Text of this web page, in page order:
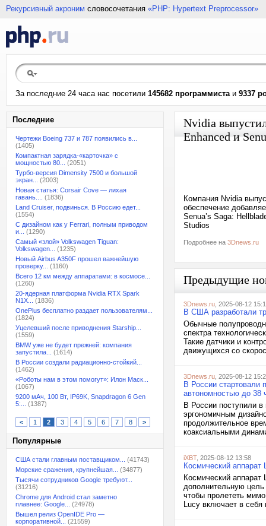
Рекурсивный акроним словосочетания «PHP: Hypertext Preprocessor»
За последние 24 часа нас посетили 145682 программистаи 9337
Последние
Чертежи Boeing 737 и 787 появились в...
(1405)
Компактная зарядка-«карточка» с
мощностью 80...
(2051)
Турбо-версия Dimensity 7500 и большой
экран...
(2003)
Новая статья: Corsair Cove — лихая
гавань....
(1836)
Land Cruiser, подвинься. В Россию едет...
(1554)
С дизайном как у Ferrari, полным приводом
и...
(1290)
Самый «злой» Volkswagen Tiguan:
Volkswagen...
(1235)
Новый Airbus A350F прошел важнейшую
проверку...
(1160)
Всего 12 км между аппаратами: в космосе...
(1260)
20-ядерная платформа Nvidia RTX Spark
N1X...
(1836)
OnePlus бесплатно раздает пользователям...
(1824)
Уцелевший после приводнения Starship...
(1559)
BMW уже не будет прежней: компания
запустила...
(1614)
В России создали радиационно-стойкий...
(1462)
«Роботы нам в этом помогут»: Илон Маск...
(1067)
9200 мАч, 100 Вт, IP69K, Snapdragon 6 Gen
5:...
(1387)
< 1 2 3 4 5 6 7 8 >
Популярные
США стали главным поставщиком...
(41743)
Морские сражения, крупнейшая...
(34877)
Тысячи сотрудников Google требуют...
(31216)
Chrome для Android стал заметно
плавнее: Google...
(24978)
Вышел релиз OpenIDE Pro —
корпоративной...
(21559)
Nvidia
Enhanced и
Компания Nvidia
обеспечение
Senua’s Saga:
Studios
Подробнее на 3Dnews.ru
Предыдущие
3Dnews.ru , 2025-08-12
В США разработали
Обычные
спектра
Такие датчики и
движущихся со
3Dnews.ru , 2025-08-12
В России
автономностью до 38
В России поступили
эргономичным
продолжительное
коаксиальными
iXBT, 2025-08-12 13:58
Космический
Космический
дополнительную цель
чтобы пролететь
Lucy включает в себя